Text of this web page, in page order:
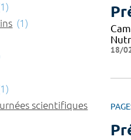
18/
(1)
scientifiques